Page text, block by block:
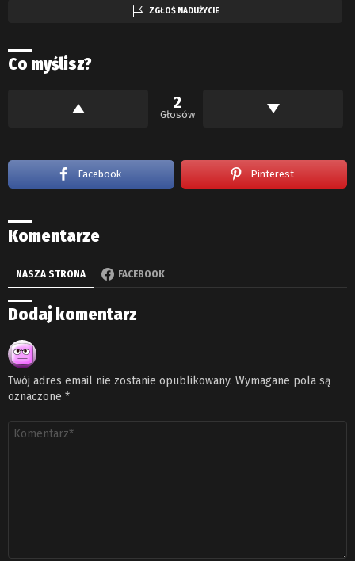
ZGŁOŚ NADUŻYCIE
Co myślisz?
2
Głosów
Facebook Pinterest
Komentarze
NASZA STRONA FACEBOOK
Dodaj komentarz
Twój adres email nie zostanie opublikowany. Wymagane pola są
oznaczone *